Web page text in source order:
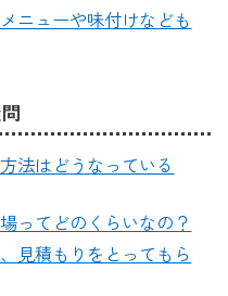
ニューや味付けなども
法はどうなっている
ってどのくらいなの？
見積もりをとってもら